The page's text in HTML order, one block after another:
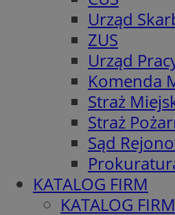
Urząd
ZUS
Urząd
Komenda
Straż
Straż
Sąd
KATALOG FIRM
KATALOG FIRM